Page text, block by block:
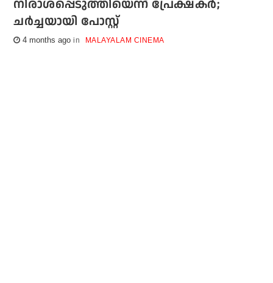
നിരാശപ്പെടുത്തിയെന്ന് പ്രേക്ഷകര്‍;
ചര്‍ച്ചയായി പോസ്റ്റ്
4 months ago MALAYALAM CINEMA